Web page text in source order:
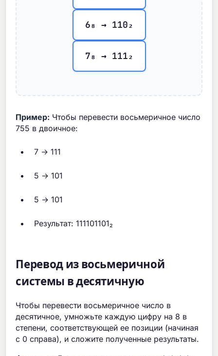
6₈ → 110₂
7₈ → 111₂
Пример: Чтобы перевести восьмеричное число
755 в двоичное:
7 → 111
5 → 101
5 → 101
Результат: 111101101₂
Перевод из восьмеричной
системы в десятичную
Чтобы перевести восьмеричное число в
десятичное, умножьте каждую цифру на 8 в
степени, соответствующей ее позиции (начиная
с 0 справа), и сложите полученные результаты.